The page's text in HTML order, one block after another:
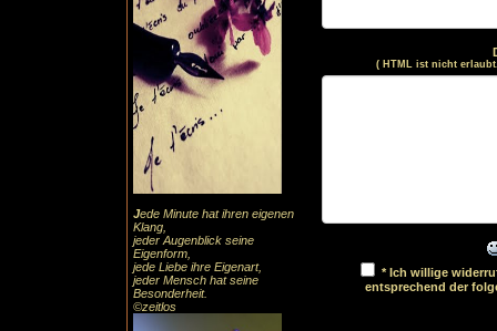
Jede Minute hat ihren eigenen
Klang,
jeder Augenblick seine
Eigenform,
jede Liebe ihre Eigenart,
jeder Mensch hat seine
Besonderheit.
©zeitlos
( HTML ist nicht
* Ich willige
entsprechend der